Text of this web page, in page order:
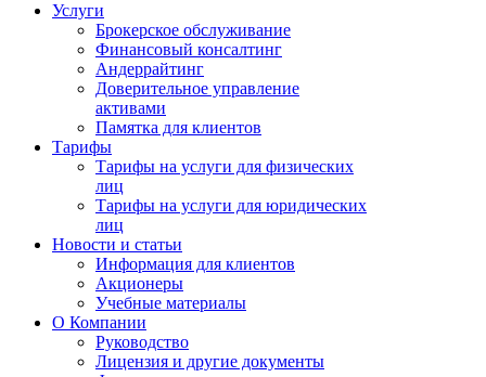
Услуги
Брокерское обслуживание
Финансовый консалтинг
Андеррайтинг
Доверительное управление
активами
Памятка для клиентов
Тарифы
Тарифы на услуги для физических
лиц
Тарифы на услуги для юридических
лиц
Новости и статьи
Информация для клиентов
Акционеры
Учебные материалы
О Компании
Руководство
Лицензия и другие документы